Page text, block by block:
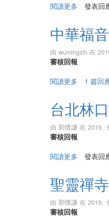
閱讀更多 關於寶
發表回
中華福
由 wumingzih 在
審核回報
閱讀更多 關於中
1 篇回
台北林
由 郭懷謙 在 2019,
審核回報
閱讀更多 關於台
發表回
聖靈禪寺
由 郭懷謙 在 2019,
審核回報